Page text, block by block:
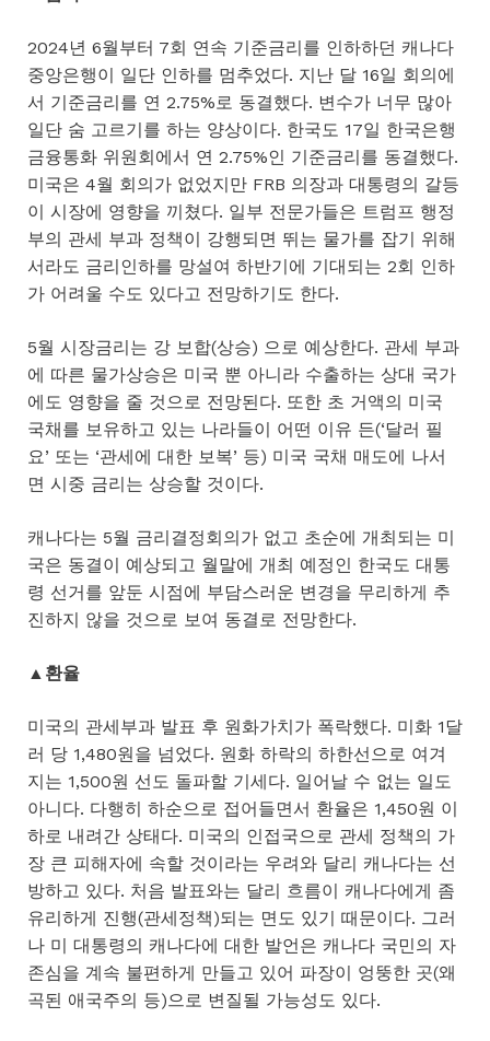
2024년 6월부터 7회 연속 기준금리를 인하하던 캐나다
중앙은행이 일단 인하를 멈추었다. 지난 달 16일 회의에
서 기준금리를 연 2.75%로 동결했다. 변수가 너무 많아
일단 숨 고르기를 하는 양상이다. 한국도 17일 한국은행
금융통화 위원회에서 연 2.75%인 기준금리를 동결했다.
미국은 4월 회의가 없었지만 FRB 의장과 대통령의 갈등
이 시장에 영향을 끼쳤다. 일부 전문가들은 트럼프 행정
부의 관세 부과 정책이 강행되면 뛰는 물가를 잡기 위해
서라도 금리인하를 망설여 하반기에 기대되는 2회 인하
가 어려울 수도 있다고 전망하기도 한다.
5월 시장금리는 강 보합(상승) 으로 예상한다. 관세 부과
에 따른 물가상승은 미국 뿐 아니라 수출하는 상대 국가
에도 영향을 줄 것으로 전망된다. 또한 초 거액의 미국
국채를 보유하고 있는 나라들이 어떤 이유 든(‘달러 필
요’ 또는 ‘관세에 대한 보복’ 등) 미국 국채 매도에 나서
면 시중 금리는 상승할 것이다.
캐나다는 5월 금리결정회의가 없고 초순에 개최되는 미
국은 동결이 예상되고 월말에 개최 예정인 한국도 대통
령 선거를 앞둔 시점에 부담스러운 변경을 무리하게 추
진하지 않을 것으로 보여 동결로 전망한다.
▲환율
미국의 관세부과 발표 후 원화가치가 폭락했다. 미화 1달
러 당 1,480원을 넘었다. 원화 하락의 하한선으로 여겨
지는 1,500원 선도 돌파할 기세다. 일어날 수 없는 일도
아니다. 다행히 하순으로 접어들면서 환율은 1,450원 이
하로 내려간 상태다. 미국의 인접국으로 관세 정책의 가
장 큰 피해자에 속할 것이라는 우려와 달리 캐나다는 선
방하고 있다. 처음 발표와는 달리 흐름이 캐나다에게 좀
유리하게 진행(관세정책)되는 면도 있기 때문이다. 그러
나 미 대통령의 캐나다에 대한 발언은 캐나다 국민의 자
존심을 계속 불편하게 만들고 있어 파장이 엉뚱한 곳(왜
곡된 애국주의 등)으로 변질될 가능성도 있다.